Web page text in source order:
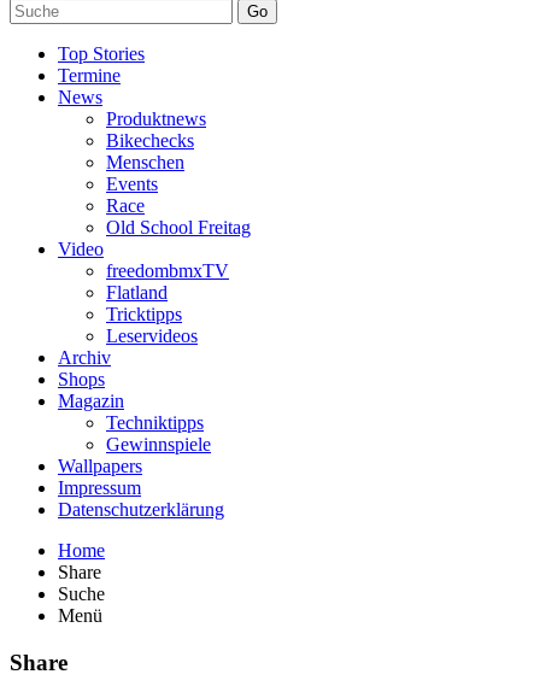
Go
Top Stories
Termine
News
Produktnews
Bikechecks
Menschen
Events
Race
Old School Freitag
Video
freedombmxTV
Flatland
Tricktipps
Leservideos
Archiv
Shops
Magazin
Techniktipps
Gewinnspiele
Wallpapers
Impressum
Datenschutzerklärung
Home
Share
Suche
Menü
Share